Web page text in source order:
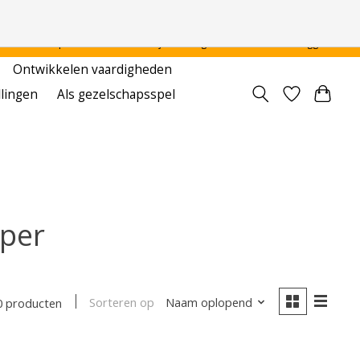
Ontwikkelen vaardigheden
Als gezelschapsspel
producten Sorteren op Naam oplopend